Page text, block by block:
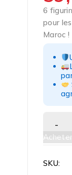
6
pour
Maroc !
SKU: